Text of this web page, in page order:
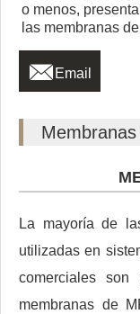
o menos,
las membranas
 Email
La mayoría de
utilizadas en
comerciales son
membranas de